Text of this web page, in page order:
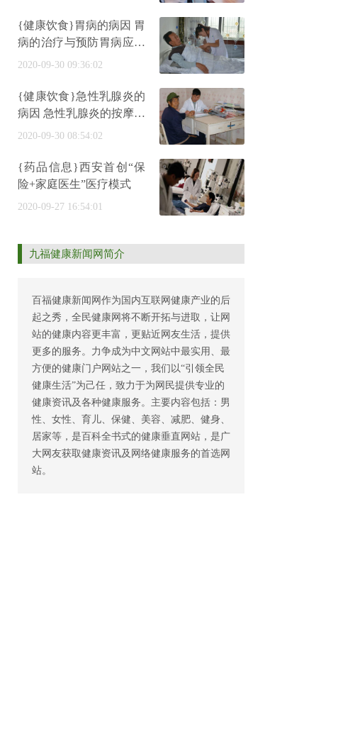
{健康饮食}胃病的病因 胃
病的治疗与预防胃病应该
注意哪些事项胃病应该怎
2020-09-30 09:36:02
{健康饮食}急性乳腺炎的
病因 急性乳腺炎的按摩治
疗法患有急性乳腺炎需要
2020-09-30 08:54:02
{药品信息}西安首创“保
险+家庭医生”医疗模式
2020-09-27 16:54:01
九福健康新闻网简介
百福健康新闻网作为国内互联网健康产业的后
起之秀，全民健康网将不断开拓与进取，让网
站的健康内容更丰富，更贴近网友生活，提供
更多的服务。力争成为中文网站中最实用、最
方便的健康门户网站之一，我们以“引领全民
健康生活”为己任，致力于为网民提供专业的
健康资讯及各种健康服务。主要内容包括：男
性、女性、育儿、保健、美容、减肥、健身、
居家等，是百科全书式的健康垂直网站，是广
大网友获取健康资讯及网络健康服务的首选网
站。